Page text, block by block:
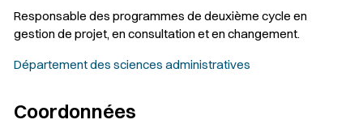
Responsable des programmes de deuxième cycle en
gestion de projet, en consultation et en changement.
Département des sciences administratives
Coordonnées